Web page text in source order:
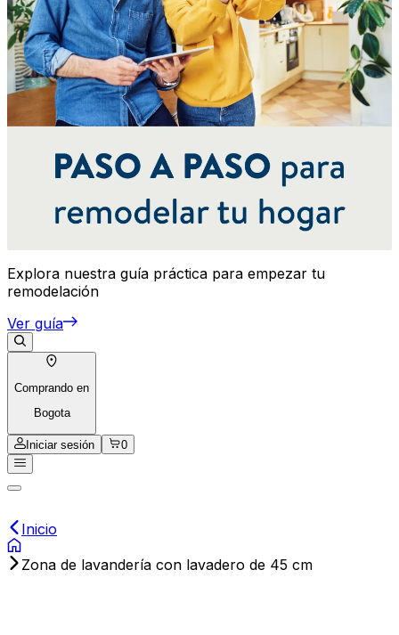
Explora nuestra guía práctica para empezar tu
remodelación
Ver guía
Comprando en
Bogota
Iniciar sesión 0
Inicio
Zona de lavandería con lavadero de 45 cm